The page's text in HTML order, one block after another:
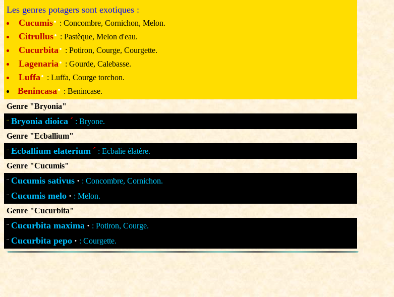
Les genres potagers sont exotiques :
Cucumis· : Concombre, Cornichon, Melon.
Citrullus· : Pastèque, Melon d'eau.
Cucurbita· : Potiron, Courge, Courgette.
Lagenaria· : Gourde, Calebasse.
Luffa· : Luffa, Courge torchon.
Benincasa· : Benincase.
Genre "Bryonia"
¨ Bryonia dioica ´ : Bryone.
Genre "Ecballium"
¨ Ecballium elaterium ´ : Ecbalie élatère.
Genre "Cucumis"
¨ Cucumis sativus · : Concombre, Cornichon.
¨ Cucumis melo · : Melon.
Genre "Cucurbita"
¨ Cucurbita maxima · : Potiron, Courge.
¨ Cucurbita pepo · : Courgette.